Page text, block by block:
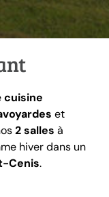
cuisine
et
2 salles à
hiver dans un
Cenis.